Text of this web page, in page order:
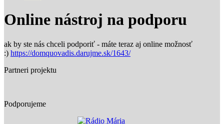
Online nástroj na podporu
ak by ste nás chceli podporiť - máte teraz aj online možnosť
:) https://domquovadis.darujme.sk/1643/
Partneri projektu
Podporujeme